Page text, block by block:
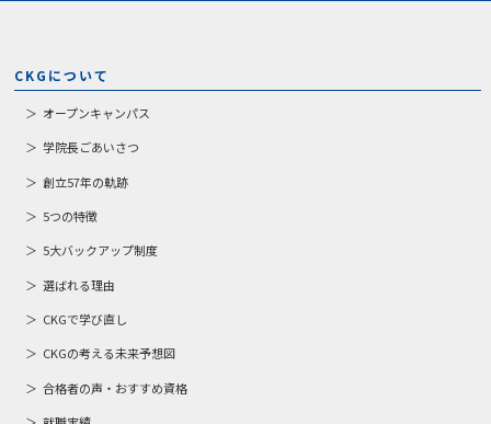
CKGについて
オープンキャンパス
学院長ごあいさつ
創立57年の軌跡
5つの特徴
5大バックアップ制度
選ばれる理由
CKGで学び直し
CKGの考える未来予想図
合格者の声・おすすめ資格